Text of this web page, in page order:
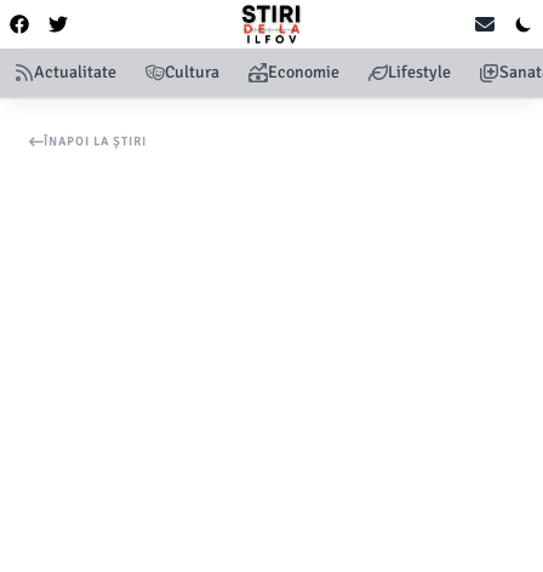
Actualitate Cultura Economie Lifestyle
ÎNAPOI LA ȘTIRI